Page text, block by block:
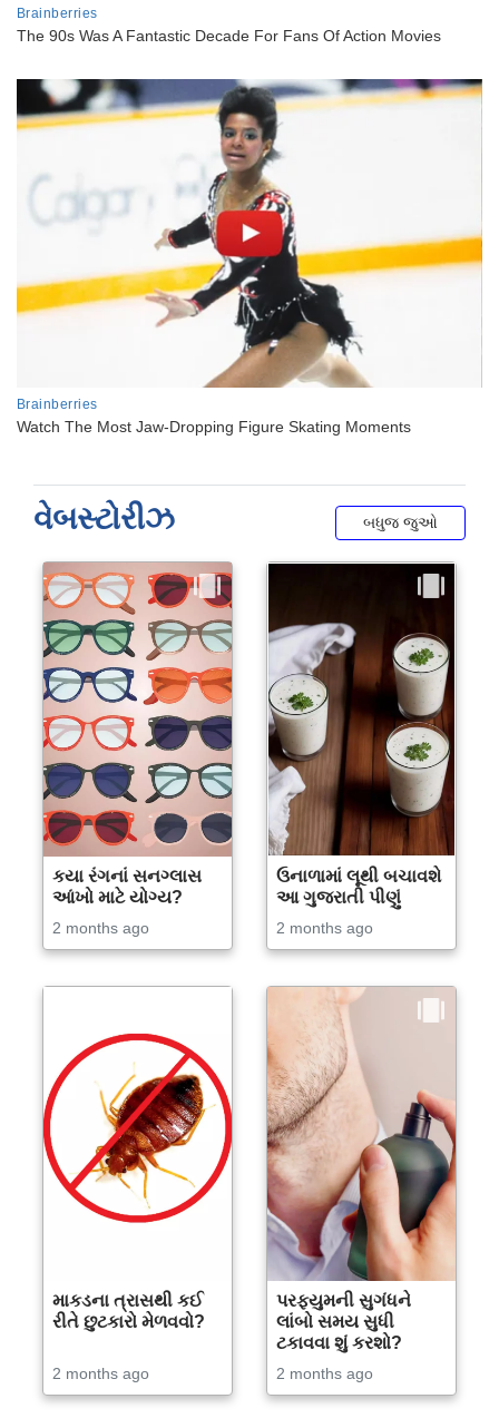
વેબસ્ટોરીઝ બધુજ જુઓ
કયા રંગનાં સનગ્લાસ
આંખો માટે યોગ્ય?
2 months ago
ઉનાળામાં લૂથી બચાવશે
આ ગુજરાતી પીણું
2 months ago
માકડના ત્રાસથી કઈ
રીતે છુટકારો મેળવવો?
2 months ago
પરફ્યુમની સુગંધને
લાંબો સમય સુધી
ટકાવવા શું કરશો?
2 months ago